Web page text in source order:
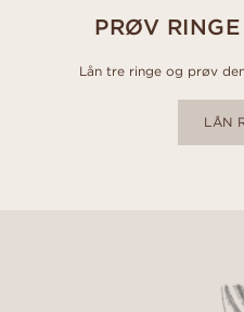
PRØV
Lån tre ringe og prøv
LÅN